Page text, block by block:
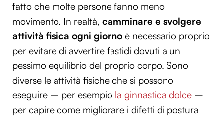
fatto che molte persone fanno meno
movimento. In realtà, camminare e svolgere
attività fisica ogni giorno è necessario proprio
per evitare di avvertire fastidi dovuti a un
pessimo equilibrio del proprio corpo. Sono
diverse le attività fisiche che si possono
eseguire – per esempio la ginnastica dolce –
per capire come migliorare i difetti di postura